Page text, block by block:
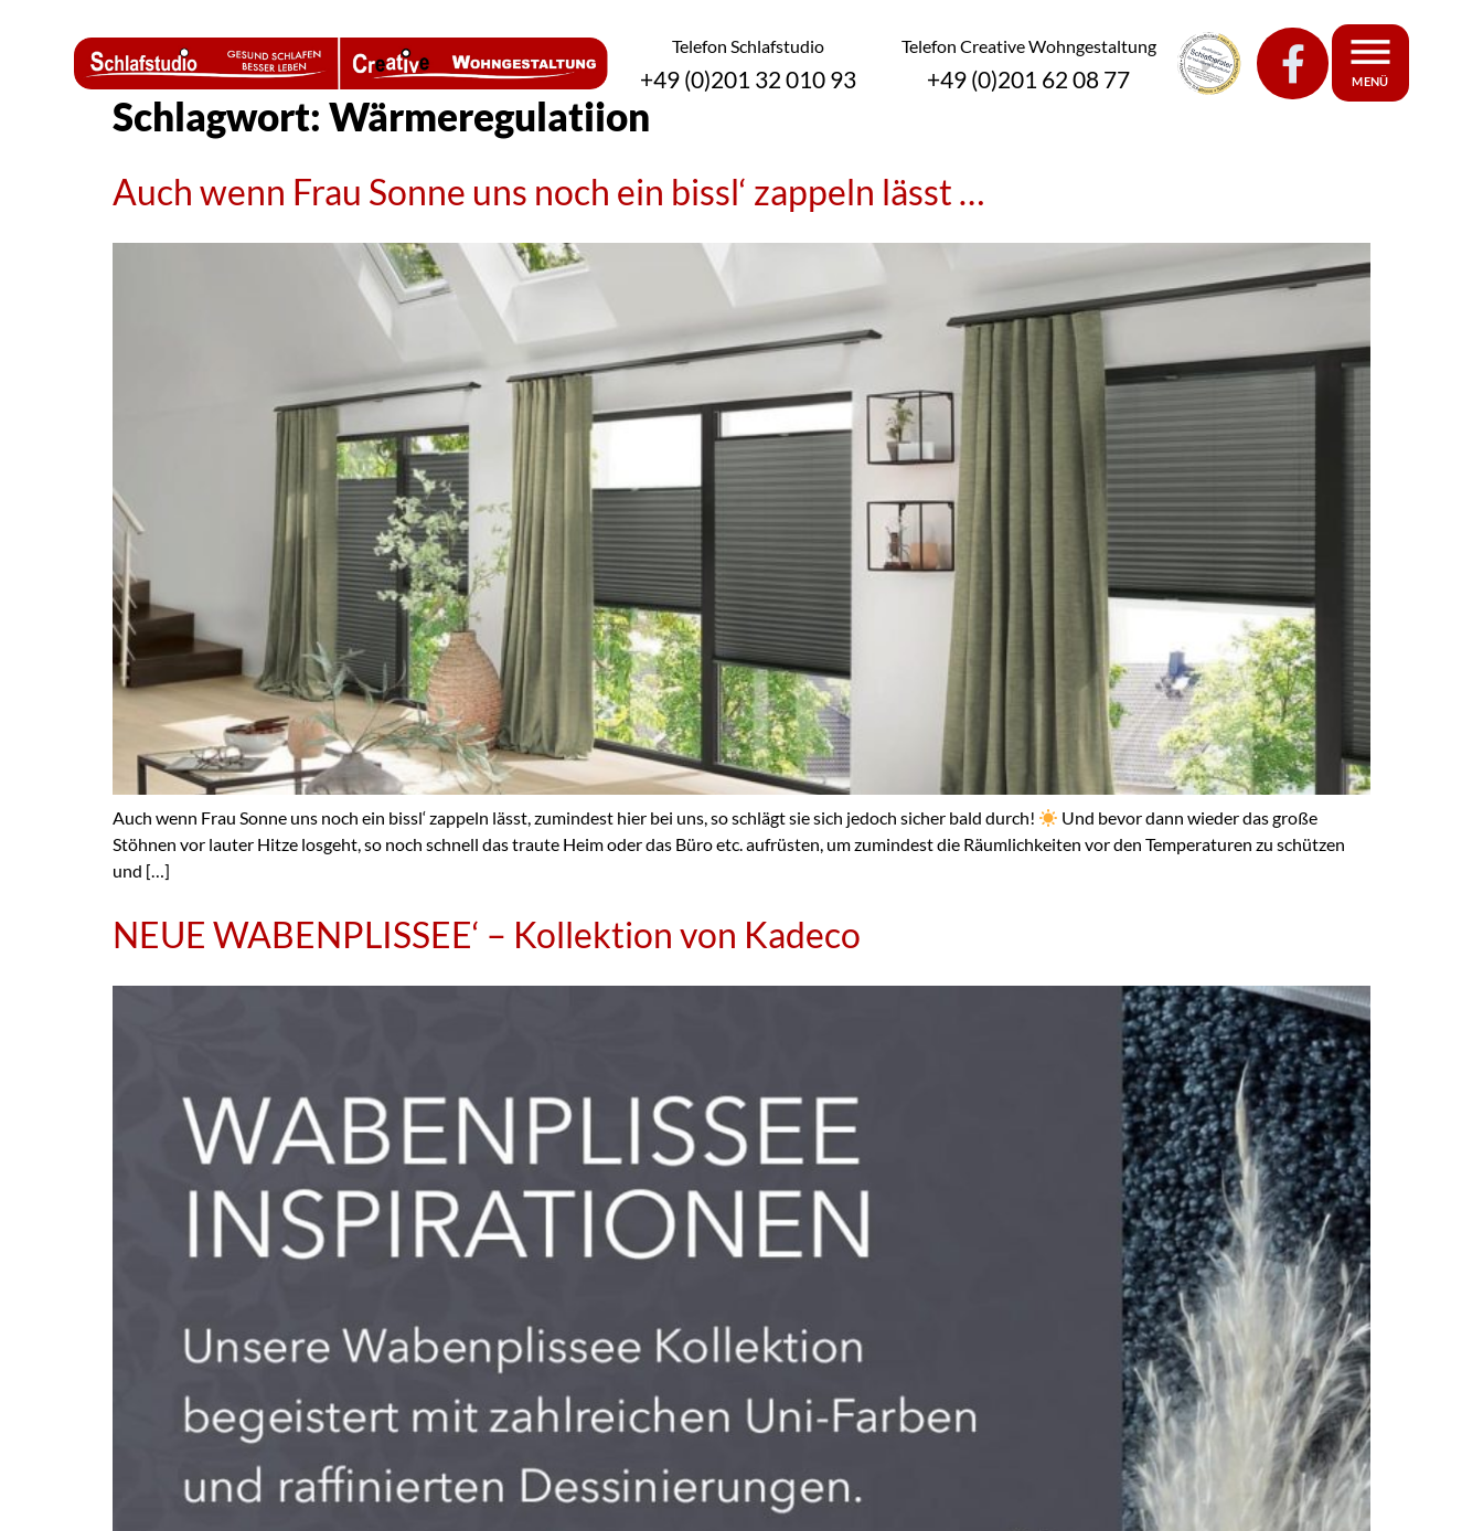
Telefon Schlafstudio
+49 (0)201 32 010 93
Telefon Creative Wohngestaltung
+49 (0)201 62 08 77 MENÜ
Schlagwort: Wärmeregulatiion
Auch wenn Frau Sonne uns noch ein bissl‘ zappeln lässt …
Auch wenn Frau Sonne uns noch ein bissl‘ zappeln lässt, zumindest hier bei uns, so schlägt sie sich jedoch sicher bald durch!
Und bevor dann wieder das große
Stöhnen vor lauter Hitze losgeht, so noch schnell das traute Heim oder das Büro etc. aufrüsten, um zumindest die Räumlichkeiten vor den Temperaturen zu schützen
und […]
NEUE WABENPLISSEE‘ – Kollektion von Kadeco